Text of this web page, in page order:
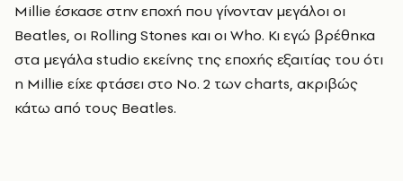
Millie έσκασε στην εποχή που γίνονταν μεγάλοι οι
Beatles, οι Rolling Stones και οι Who. Κι εγώ βρέθηκα
στα μεγάλα studio εκείνης της εποχής εξαιτίας του ότι
η Millie είχε φτάσει στο Νο. 2 των charts, ακριβώς
κάτω από τους Beatles.